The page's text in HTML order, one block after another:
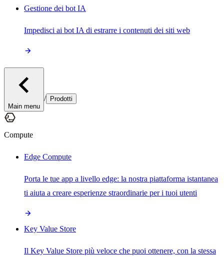
Gestione dei bot IA
Impedisci ai bot IA di estrarre i contenuti dei siti web
Main menu
/ Prodotti
Compute
Edge Compute
Porta le tue app a livello edge: la nostra piattaforma istantanea
ti aiuta a creare esperienze straordinarie per i tuoi utenti
Key Value Store
Il Key Value Store più veloce che puoi ottenere, con la stessa